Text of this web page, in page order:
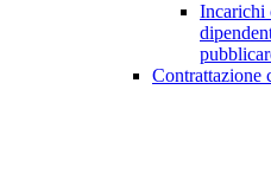
Incarichi
Contrattazione